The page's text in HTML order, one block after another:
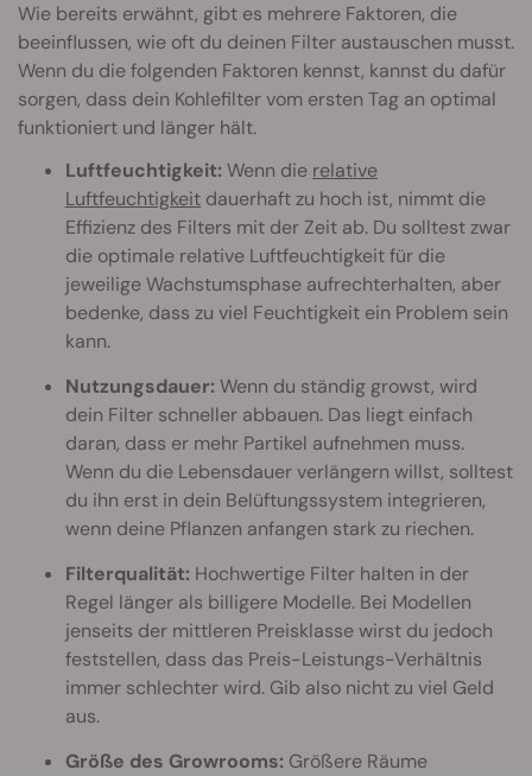
Wie bereits erwähnt, gibt es mehrere Faktoren, die
beeinflussen, wie oft du deinen Filter austauschen musst.
Wenn du die folgenden Faktoren kennst, kannst du dafür
sorgen, dass dein Kohlefilter vom ersten Tag an optimal
funktioniert und länger hält.
Luftfeuchtigkeit: Wenn die relative
Luftfeuchtigkeit dauerhaft zu hoch ist, nimmt die
Effizienz des Filters mit der Zeit ab. Du solltest zwar
die optimale relative Luftfeuchtigkeit für die
jeweilige Wachstumsphase aufrechterhalten, aber
bedenke, dass zu viel Feuchtigkeit ein Problem sein
kann.
Nutzungsdauer: Wenn du ständig growst, wird
dein Filter schneller abbauen. Das liegt einfach
daran, dass er mehr Partikel aufnehmen muss.
Wenn du die Lebensdauer verlängern willst, solltest
du ihn erst in dein Belüftungssystem integrieren,
wenn deine Pflanzen anfangen stark zu riechen.
Filterqualität: Hochwertige Filter halten in der
Regel länger als billigere Modelle. Bei Modellen
jenseits der mittleren Preisklasse wirst du jedoch
feststellen, dass das Preis-Leistungs-Verhältnis
immer schlechter wird. Gib also nicht zu viel Geld
aus.
Größe des Growrooms: Größere Räume